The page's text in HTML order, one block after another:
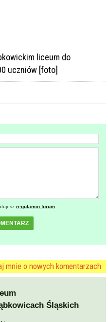
liceum do
uczniów [foto]
regulamin forum
mnie o nowych komentarzach
Śląskich